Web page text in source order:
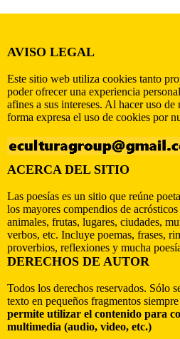
AVISO LEGAL
Este sitio web utiliza cookies tanto
poder ofrecer una experiencia
afines a sus intereses. Al hacer uso de
forma expresa el uso de cookies por
ACERCA DEL SITIO
Las poesías es un sitio que reúne
los mayores compendios de
animales, frutas, lugares, ciudades,
verbos, etc. Incluye poemas, frases,
proverbios, reflexiones y mucha
DERECHOS DE AUTOR
Todos los derechos reservados. Sólo
texto en pequeños fragmentos
permite utilizar el contenido para
multimedia (audio, video, etc.)